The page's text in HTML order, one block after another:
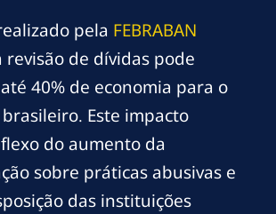
pela FEBRABAN
revisão de dívidas pode
40% de economia para o
Este impacto
do aumento da
sobre práticas abusivas e
das instituições